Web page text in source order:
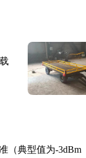
（典型值为-3dBm